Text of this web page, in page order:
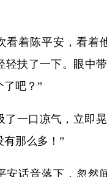
看着陈平安，看着
轻扶了一下。眼中
了吧？”
了一口凉气，立即
那么多！”
安话音落下，忽然